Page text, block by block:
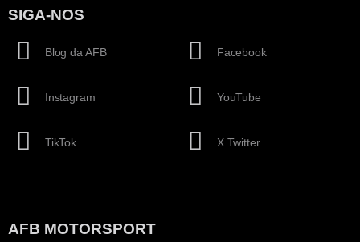
SIGA-NOS
Blog da AFB
Instagram
TikTok
Facebook
YouTube
X Twitter
AFB MOTORSPORT